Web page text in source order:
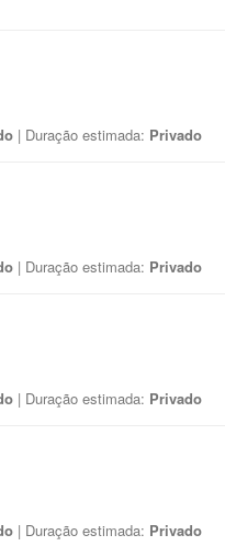
| Duração estimada: Privado
| Duração estimada: Privado
| Duração estimada: Privado
| Duração estimada: Privado